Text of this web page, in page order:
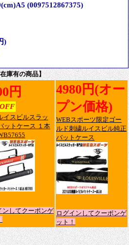
(0097512867375)
)
庫有の商品】
円
イスビルスラッ
ットケース １本
ンしてクーポンゲ
4980円(オー
プン価格)
WEBスポーツ限定ゴー
ルド刺繍ルイスビル純正
バットケース
ログインしてクーポンゲ
ット！